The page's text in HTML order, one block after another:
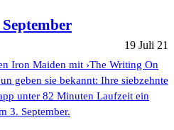
19 Juli 21
Iron Maiden mit ›The Writing On
geben sie bekannt: Ihre siebzehnte
unter 82 Minuten Laufzeit ein
3. September.